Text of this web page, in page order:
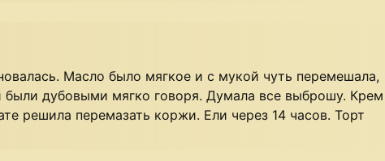
Масло было мягкое и с мукой чуть перемешала,
дубовыми мягко говоря. Думала все выброшу. Крем
решила перемазать коржи. Ели через 14 часов. Торт